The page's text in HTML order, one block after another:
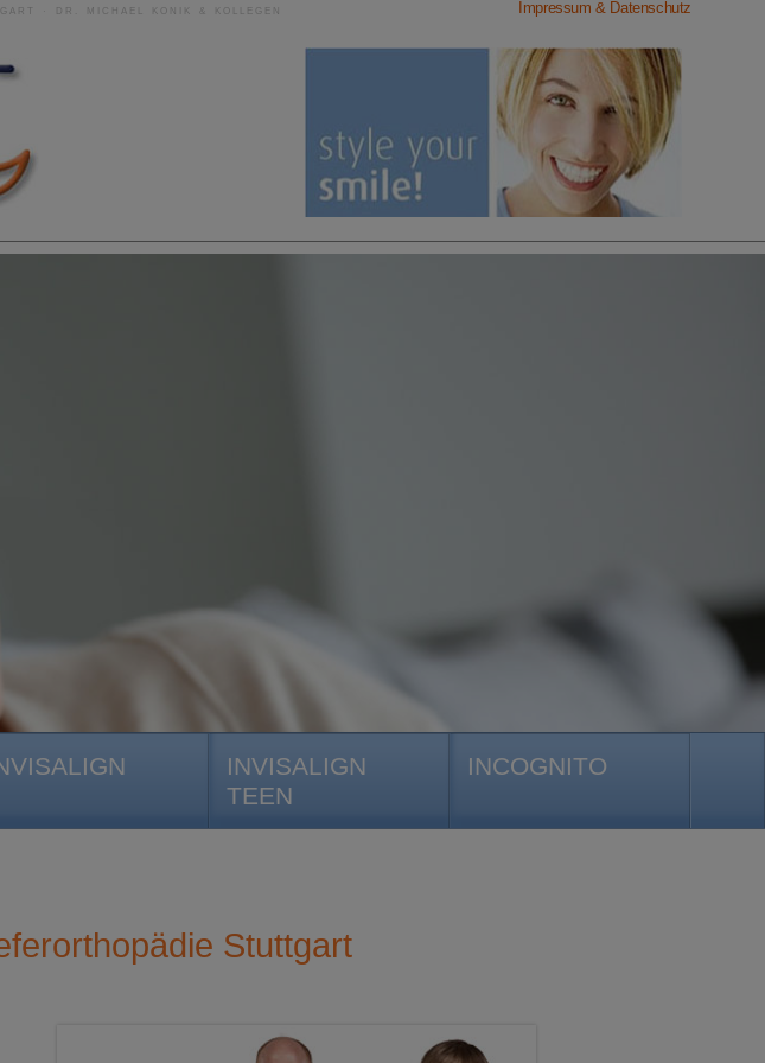
Impressum & Datenschutz
· DR. MICHAEL KONIK & KOLLEGEN
INVISALIGN
TEEN
INCOGNITO
Stuttgart